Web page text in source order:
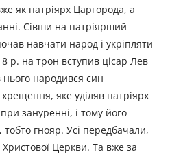
як патріярх Царгорода, а
Сівши на патріярший
навчати народ і укріпляти
р. на трон вступив цісар Лев
нього народився син
яке уділяв патріярх
зануренні, і тому його
гнояр. Усі передбачали,
Церкви. Та вже за